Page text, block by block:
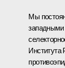
Мы
западными
Института